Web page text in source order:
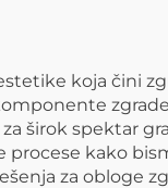
koja čini
širok spektar
procese kako
za obloge